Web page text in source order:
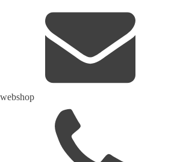
webshop